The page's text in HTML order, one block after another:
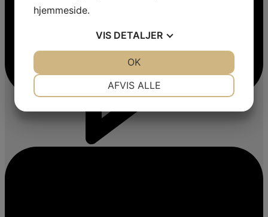
hjemmeside.
VIS DETALJER
AFVIS ALLE
OK